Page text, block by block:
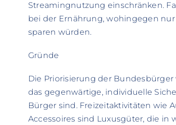
Streamingnutzung einschränken.
bei der Ernährung, wohingegen
sparen würden.
Gründe
Die Priorisierung der
das gegenwärtige, individuelle
Bürger sind. Freizeitaktivitäten wie
Accessoires sind Luxusgüter, die in